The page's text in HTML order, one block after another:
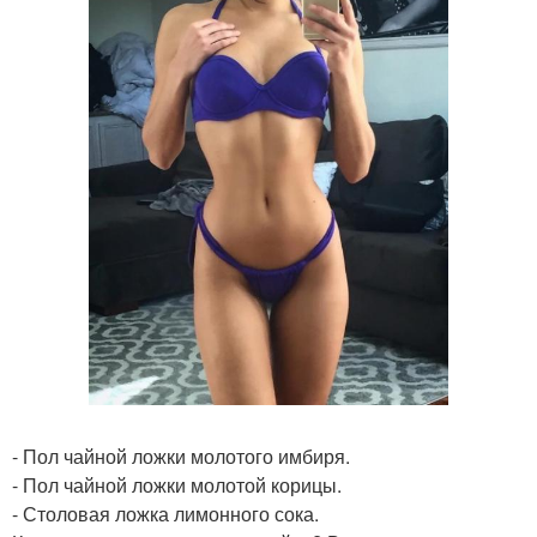
- Пол чайной ложки молотого имбиря.
- Пол чайной ложки молотой корицы.
- Столовая ложка лимонного сока.